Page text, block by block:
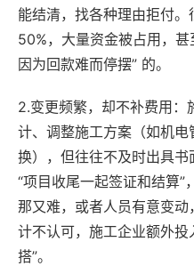
能结清，找各种理由拒付
50%，大量资金被占用，
因为回款难而停摆” 的。
2.变更频繁，却不补费用：
计、调整施工方案（如机
换），但往往不及时出具
“项目收尾一起签证和结算
那又难，或者人员有意变
计不认可，施工企业额外投
搭”。